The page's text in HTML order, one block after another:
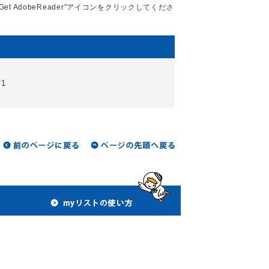
AdobeReader"アイコンをクリックしてくださ